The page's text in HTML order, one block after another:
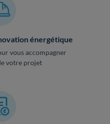
énergétique
vous accompagner
votre projet